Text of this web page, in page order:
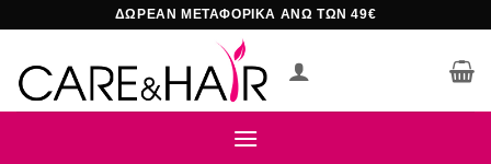
περιεχόμενο
ΔΩΡΕΑΝ ΜΕΤΑΦΟΡΙΚΑ ΑΝΩ ΤΩΝ 49€